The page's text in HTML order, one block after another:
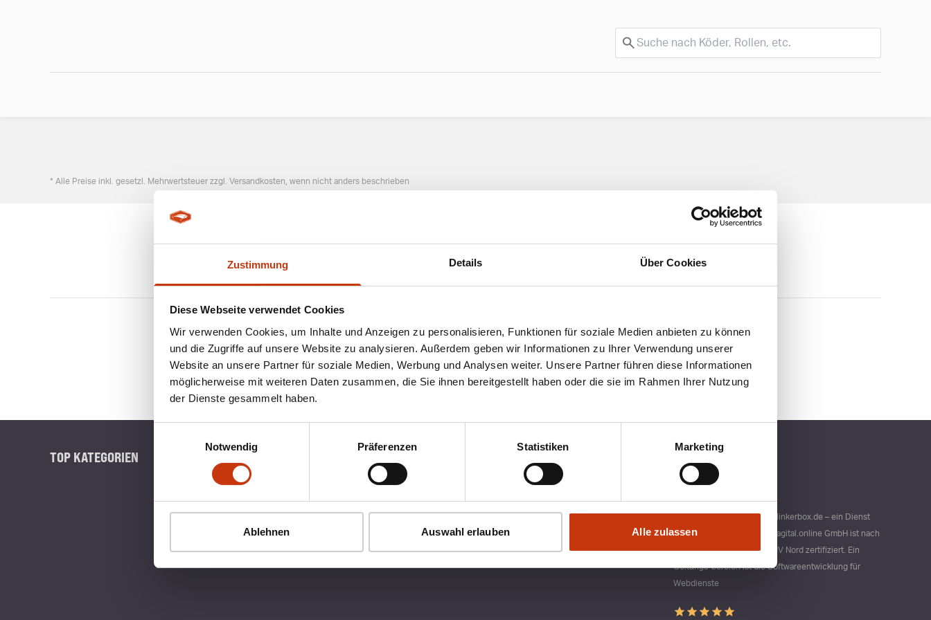
Zustimmung Details Über Cookies
Diese Webseite verwendet Cookies
Wir verwenden Cookies, um Inhalte und Anzeigen zu personalisieren, Funktionen für soziale Medien anbieten zu können
und die Zugriffe auf unsere Website zu analysieren. Außerdem geben wir Informationen zu Ihrer Verwendung unserer
Website an unsere Partner für soziale Medien, Werbung und Analysen weiter. Unsere Partner führen diese Informationen
möglicherweise mit weiteren Daten zusammen, die Sie ihnen bereitgestellt haben oder die sie im Rahmen Ihrer Nutzung
der Dienste gesammelt haben.
Notwendig
Präferenzen Statistiken Marketing
Ablehnen Auswahl erlauben Alle zulassen
* Alle Preise inkl. gesetzl. Mehrwertsteuer zzgl. Versandkosten, wenn nicht anders beschrieben
ANGESAGTE ANGELAUSRÜSTUNG
TOP KATEGORIEN
Qualitätsmanagement bei blinkerbox.de – ein Dienst
der agital.online GmbH Die agital.online GmbH ist nach
DIN ISO 9001 durch den TÜV Nord zertifiziert. Ein
Geltungs-bereich ist die Softwareentwicklung für
Webdienste